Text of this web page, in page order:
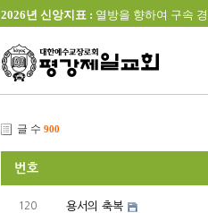
2026년 신앙지표 : 열방을 향하여 구속
글 수 900
번호
120 용서의 축복